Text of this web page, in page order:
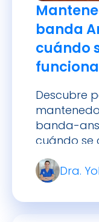
banda
cuándo
funciona
Descubre
banda-
cuándo se
preservar
la pérdida
Dra.